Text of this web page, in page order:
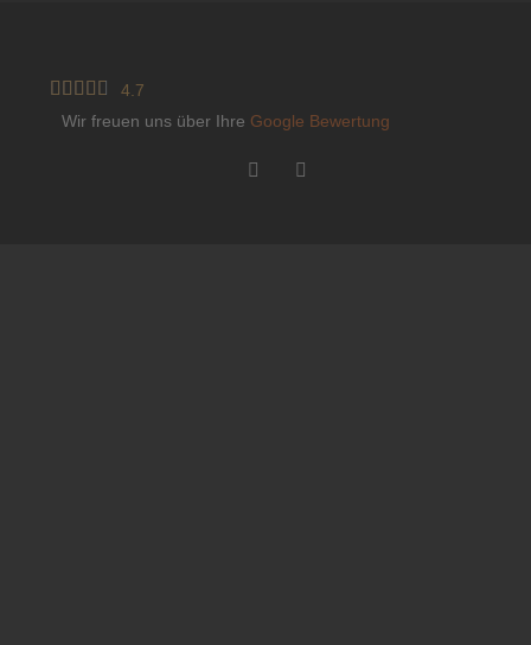
    
4.7
Wir freuen uns über Ihre Google Bewertung